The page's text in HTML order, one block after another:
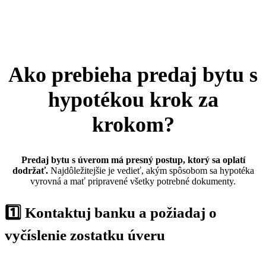
Ako prebieha predaj bytu s
hypotékou krok za
krokom?
Predaj bytu s úverom má presný postup, ktorý sa oplatí
dodržať.Najdôležitejšie je vedieť, akým spôsobom sa hypotéka
vyrovná a mať pripravené všetky potrebné dokumenty.
1️⃣ Kontaktuj banku a požiadaj o
vyčíslenie zostatku úveru